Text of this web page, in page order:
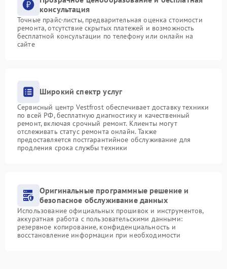
консультация
Точные прайс-листы, предварительная оценка стоимости
ремонта, отсутствие скрытых платежей и возможность
бесплатной консультации по телефону или онлайн на
сайте
Широкий спектр услуг
Сервисный центр Vestfrost обеспечивает доставку техники
по всей РФ, бесплатную диагностику и качественный
ремонт, включая срочный ремонт. Клиенты могут
отслеживать статус ремонта онлайн. Также
предоставляется постгарантийное обслуживание для
продления срока службы техники
Оригинальные программные решение и
безопасное обслуживание данных
Использование официальных прошивок и инструментов,
аккуратная работа с пользовательскими данными:
резервное копирование, конфиденциальность и
восстановление информации при необходимости